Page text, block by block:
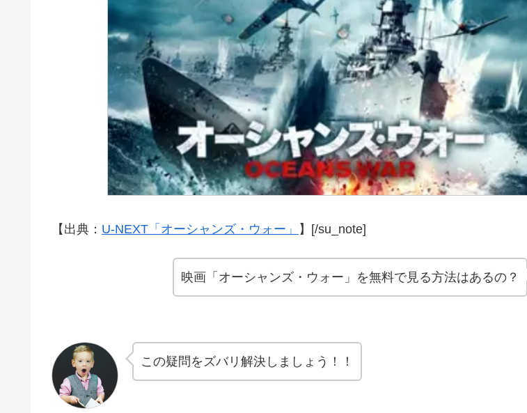
【出典： U-NEXT「オーシャンズ・ウォー」 】[/su_note]
映画「オーシャンズ・ウォー」を無料で見る方法はあるの？
この疑問をズバリ解決しましょう！！